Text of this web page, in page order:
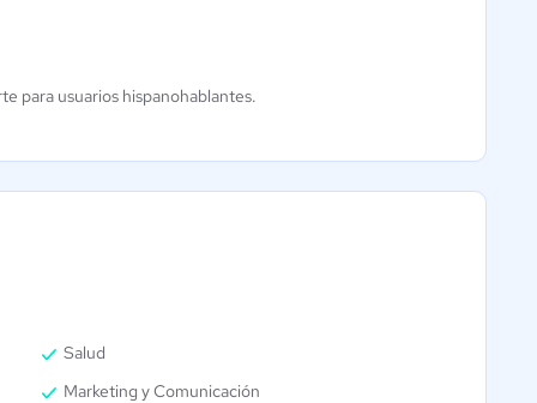
PLANIWEB
para usuarios hispanohablantes.
Salud
Marketing y Comunicación